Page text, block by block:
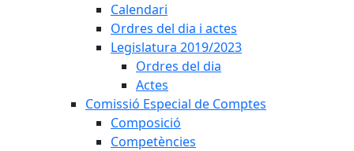
Calendari
Ordres del dia i actes
Legislatura 2019/2023
Ordres del dia
Actes
Comissió Especial de Comptes
Composició
Competències